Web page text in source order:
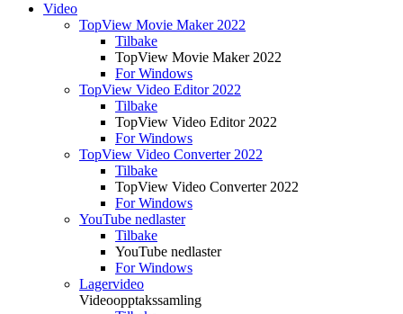
Video
TopView Movie Maker 2022
Tilbake
TopView Movie Maker 2022
For Windows
TopView Video Editor 2022
Tilbake
TopView Video Editor 2022
For Windows
TopView Video Converter 2022
Tilbake
TopView Video Converter 2022
For Windows
YouTube nedlaster
Tilbake
YouTube nedlaster
For Windows
Lagervideo
Videoopptakssamling